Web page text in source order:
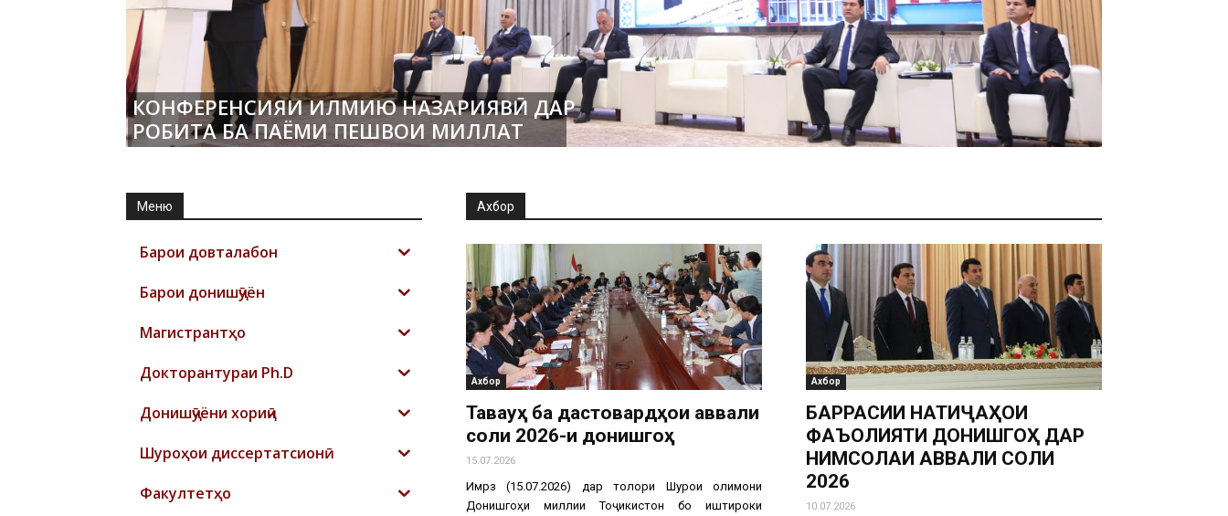
КОНФЕРЕНСИЯИ ИЛМИЮ НАЗАРИЯВӢ ДАР
РОБИТА БА ПАЁМИ ПЕШВОИ МИЛЛАТ
Меню
Барои довталабон
Барои донишҷӯён
Магистрантҳо
Докторантураи Ph.D
Донишҷӯёни хориҷӣ
Шyроҳои диссертатсионӣ
Факултетҳо
Ахбор
Ахбор
Таваҷҷуҳ ба дастовардҳои аввали
соли 2026-и донишгоҳ
15.07.2026
Имрӯз (15.07.2026) дар толори Шурои олимони
Донишгоҳи миллии Тоҷикистон бо иштироки
Ахбор
БАРРАСИИ НАТИҶАҲОИ
ФАЪОЛИЯТИ ДОНИШГОҲ ДАР
НИМСОЛАИ АВВАЛИ СОЛИ
2026
10.07.2026